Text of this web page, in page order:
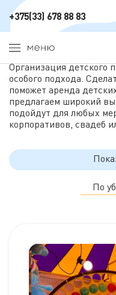
+375(33) 678 88 83
Главная
Организация детского
особого подхода.
поможет аренда
предлагаем широкий
подойдут для любых
корпоративов, свадеб
По